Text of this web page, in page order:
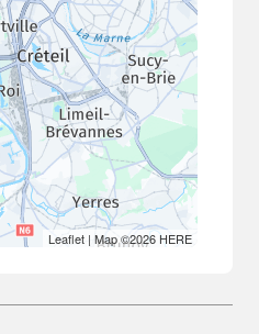
Leaflet| Map ©2026HERE